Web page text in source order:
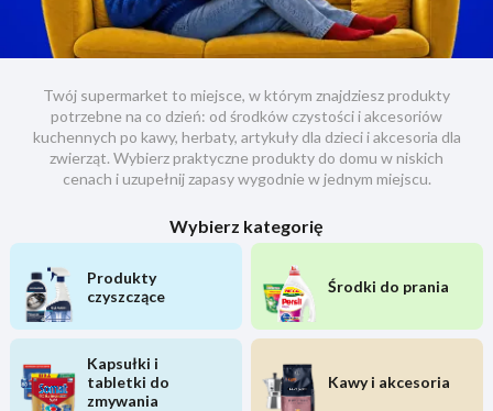
Twój supermarket to miejsce, w którym znajdziesz produkty
potrzebne na co dzień: od środków czystości i akcesoriów
kuchennych po kawy, herbaty, artykuły dla dzieci i akcesoria dla
zwierząt. Wybierz praktyczne produkty do domu w niskich
cenach i uzupełnij zapasy wygodnie w jednym miejscu.
Wybierz kategorię
Produkty
czyszczące
Środki do prania
Kapsułki i
tabletki do
zmywania
Kawy i akcesoria